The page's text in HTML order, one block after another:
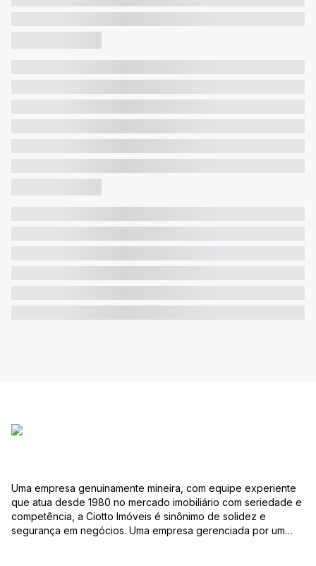
Uma empresa genuinamente mineira, com equipe experiente
que atua desde 1980 no mercado imobiliário com seriedade e
competência, a Ciotto Imóveis é sinônimo de solidez e
segurança em negócios. Uma empresa gerenciada por um